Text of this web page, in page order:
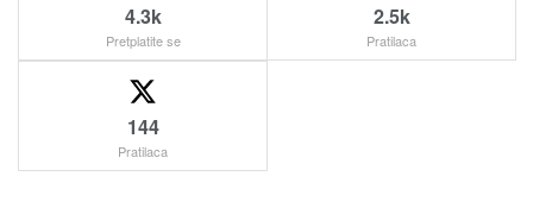
4.3k
Pretplatite se
2.5k
Pratilaca
144
Pratilaca